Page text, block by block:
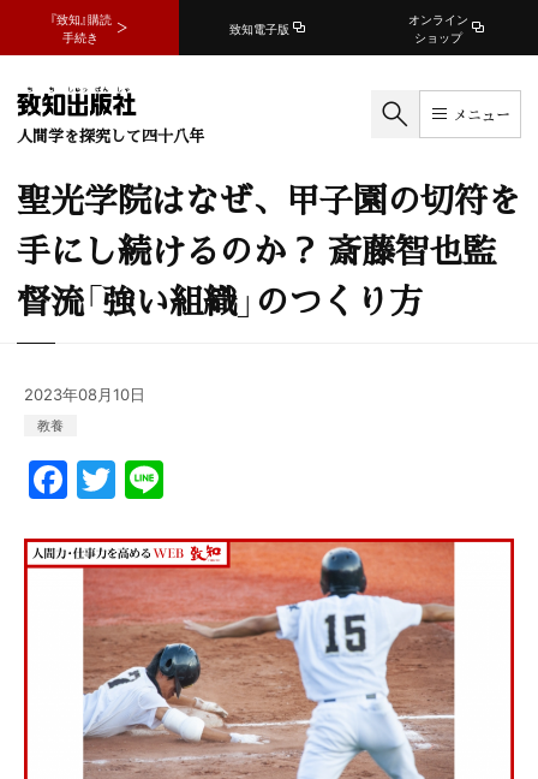
『致知』購読
手続き
致知電子版
オンライン
ショップ
人間学を探究して四十八年
メニュー
聖光学院はなぜ、甲子園の切符を
手にし続けるのか？ 斎藤智也監
督流「強い組織」のつくり方
2023年08月10日
教養
F
a
c
e
b
o
o
k
T
w
itt
er
e